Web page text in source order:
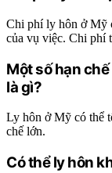
Chi phí ly hôn ở Mỹ
của vụ việc. Chi phí
Một số hạn
là gì?
Ly hôn ở Mỹ có thể
chế lớn.
Có thể ly hôn